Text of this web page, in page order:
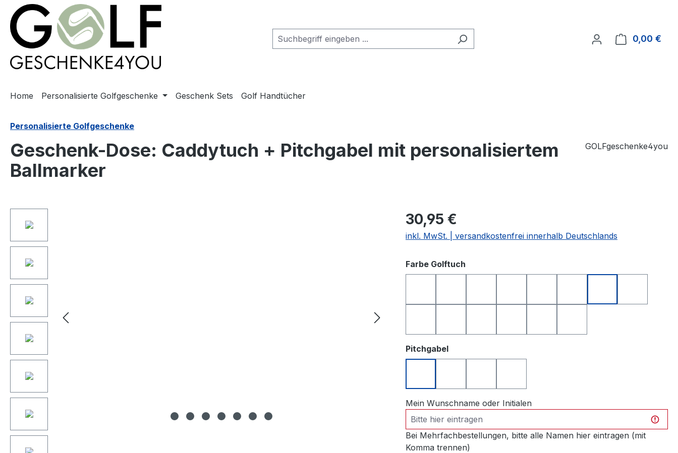
Zur Hauptnavigation springen
0,00 €
Home Personalisierte Golfgeschenke Geschenk Sets Golf Handtücher
Personalisierte Golfgeschenke
Geschenk-Dose: Caddytuch + Pitchgabel mit personalisiertem
Ballmarker
GOLFgeschenke4you
30,95 €
inkl. MwSt. | versandkostenfrei innerhalb Deutschlands
Farbe Golftuch
Pitchgabelauswählen
Mein Wunschname oder Initialen
Bei Mehrfachbestellungen, bitte alle Namen hier eintragen (mit
Komma trennen)